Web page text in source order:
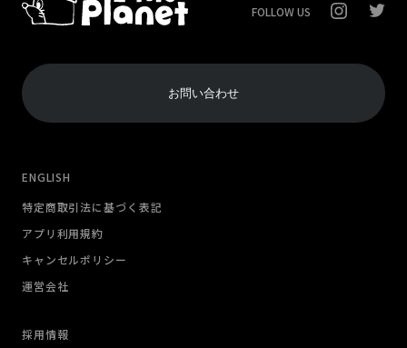
FOLLOW US
お問い合わせ
ENGLISH
特定商取引法に基づく表記
アプリ利用規約
キャンセルポリシー
運営会社
採用情報